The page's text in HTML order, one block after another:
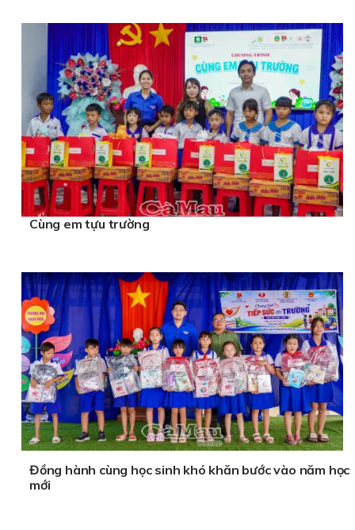
Cùng em tựu trường
Đồng hành cùng học sinh khó khăn bước vào năm học
mới